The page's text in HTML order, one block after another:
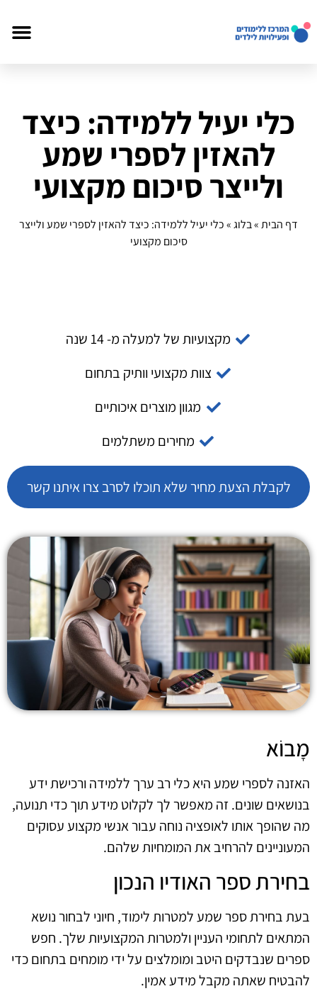
כלי יעיל ללמידה: כיצד
להאזין לספרי שמע
ולייצר סיכום מקצועי
דף הבית»בלוג»כלי יעיל ללמידה: כיצד להאזין לספרי שמע ולייצר
סיכום מקצועי
מקצועיות של למעלה מ- 14 שנה
צוות מקצועי וותיק בתחום
מגוון מוצרים איכותיים
מחירים משתלמים
לקבלת הצעת מחיר שלא תוכלו לסרב צרו איתנו קשר
מָבוֹא
האזנה לספרי שמע היא כלי רב ערך ללמידה ורכישת ידע
בנושאים שונים. זה מאפשר לך לקלוט מידע תוך כדי תנועה,
מה שהופך אותו לאופציה נוחה עבור אנשי מקצוע עסוקים
המעוניינים להרחיב את המומחיות שלהם.
בחירת ספר האודיו הנכון
בעת בחירת ספר שמע למטרות לימוד, חיוני לבחור נושא
המתאים לתחומי העניין ולמטרות המקצועיות שלך. חפש
ספרים שנבדקים היטב ומומלצים על ידי מומחים בתחום כדי
להבטיח שאתה מקבל מידע אמין.